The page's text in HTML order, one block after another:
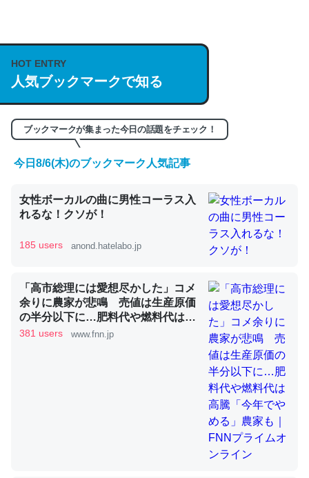
説してる記事が少ないので貴重な良記事。/続編来た
https://isobe324649.hatenablog.com/entry/2023/03/27
/064121
─GPTの仕組みと限界についての考察（１） - conceptualization
くらい。小説でいう「ずっと前の伏線」は回収されないけ
ど、短期記憶というには多い分量。進化すればするほど分
─GPTの仕組みと限界についての考察（１） - conceptualization
昆虫ってカルシウム少ないのか。知らんかった。調べたら
コオロギのカルシウム分はエビの600分の1程度。
─ニュース :: 【研究発表】昆虫学の大問題＝「昆虫はなぜ海にいな
HOT ENTRY
人気ブックマークで知る
ブックマークが集まった今日の話題をチェック！
今日8/6(木)のブックマーク人気記事
女性ボーカルの曲に男性コーラス入
れるな！クソが！
185 users anond.hatelabo.jp
「高市総理には愛想尽かした」コメ
余りに農家が悲鳴 売値は生産原価
の半分以下に…肥料代や燃料代は高
騰「今年でやめる」農家も｜FNNプ
381 users www.fnn.jp